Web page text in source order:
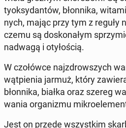
ty­ok­sy­dan­tów, błon­ni­ka,
nych, mając przy tym z reguły
czemu są do­sko­na­łym
nadwagą i oty­ło­ścią.
W czo­łów­ce naj­zdrow­szych
wąt­pie­nia jarmuż, który
błon­ni­ka, białka oraz szereg
wa­nia or­ga­ni­zmu
Jest on przede wszyst­kim